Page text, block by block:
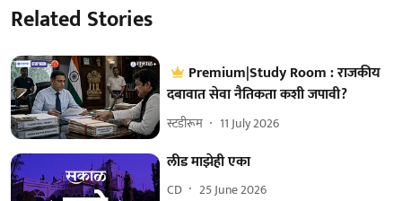
Related Stories
Premium|Study Room : राजकीय
दबावात सेवा नैतिकता कशी जपावी?
स्टडीरूम 11 July 2026
लीड माझेही एका
CD 25 June 2026